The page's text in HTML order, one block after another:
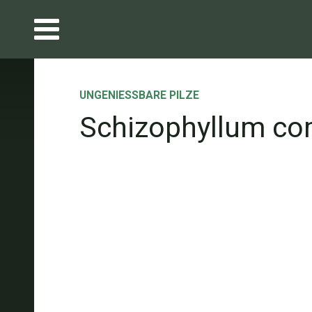
UNGENIESSBARE PILZE
Schizophyllum